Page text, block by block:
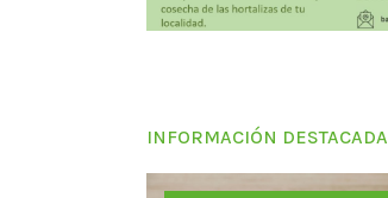
INFORMACIÓN DESTACADA